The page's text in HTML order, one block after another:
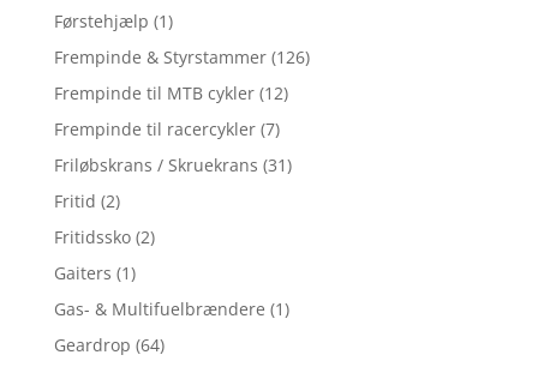
Førstehjælp (1)
Frempinde & Styrstammer (126)
Frempinde til MTB cykler (12)
Frempinde til racercykler (7)
Friløbskrans / Skruekrans (31)
Fritid (2)
Fritidssko (2)
Gaiters (1)
Gas- & Multifuelbrændere (1)
Geardrop (64)